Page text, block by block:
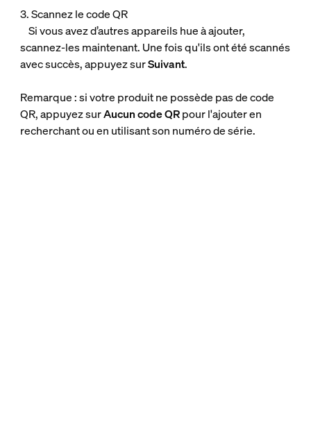
3. Scannez le code QR
Si vous avez d’autres appareils hue à ajouter,
scannez-les maintenant. Une fois qu'ils ont été scannés
avec succès, appuyez surSuivant.
Remarque : si votre produit ne possède pas de code
QR, appuyez surAucun code QRpour l'ajouter en
recherchant ou en utilisant son numéro de série.